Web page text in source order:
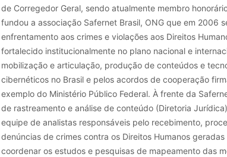
de Corregedor Geral, sendo atualmente membro
fundou a associação Safernet Brasil, ONG que em 2006
enfrentamento aos crimes e violações aos Direitos
fortalecido institucionalmente no plano nacional e
mobilização e articulação, produção de conteúdos e
cibernéticos no Brasil e pelos acordos de cooperação
exemplo do Ministério Público Federal. À frente da
de rastreamento e análise de conteúdo (Diretoria
equipe de analistas responsáveis pelo recebimento,
denúncias de crimes contra os Direitos Humanos
coordenar os estudos e pesquisas de mapeamento das